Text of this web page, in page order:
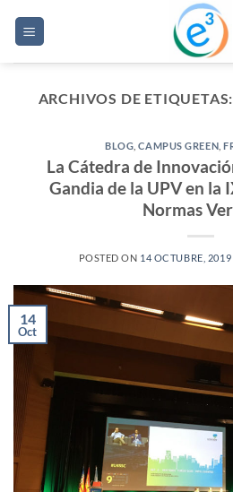
ARCHIVOS DE
BLOG ,CAMPUS GREEN ,
La Cátedra de
Gandia de la UPV en la
Normas
POSTED ON 14 OCTUBRE, 2019
14
Oct